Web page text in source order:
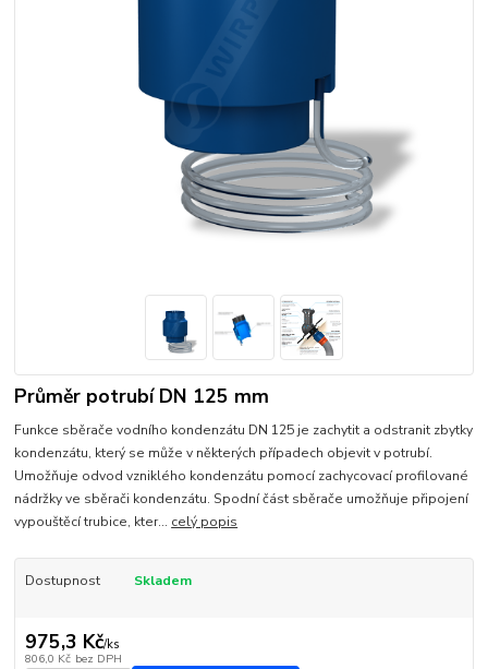
Průměr potrubí DN 125 mm
Funkce sběrače vodního kondenzátu DN 125 je zachytit a odstranit zbytky
kondenzátu, který se může v některých případech objevit v potrubí.
Umožňuje odvod vzniklého kondenzátu pomocí zachycovací profilované
nádržky ve sběrači kondenzátu. Spodní část sběrače umožňuje připojení
vypouštěcí trubice, kter... celý popis
Dostupnost Skladem
975,3 Kč/ks
806,0 Kč bez DPH